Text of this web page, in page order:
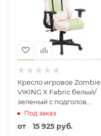
Кресло игровое Zombie
VIKING X Fabric белый/
зеленый с подголов.
крестовина пластик
Ткань Зелёный
Под заказ
от 15 925 руб.